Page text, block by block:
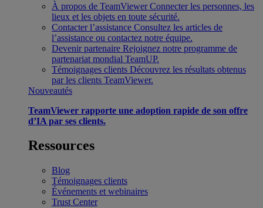
À propos de TeamViewer Connecter les personnes, les
lieux et les objets en toute sécurité.
Contacter l’assistance Consultez les articles de
l’assistance ou contactez notre équipe.
Devenir partenaire Rejoignez notre programme de
partenariat mondial TeamUP.
Témoignages clients Découvrez les résultats obtenus
par les clients TeamViewer.
Nouveautés
TeamViewer rapporte une adoption rapide de son offre
d’IA par ses clients.
Ressources
Blog
Témoignages clients
Événements et webinaires
Trust Center